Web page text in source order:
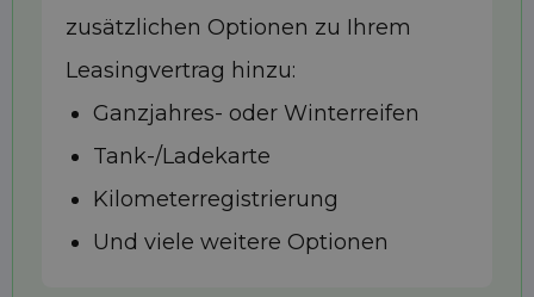
zusätzlichen Optionen zu Ihrem
Leasingvertrag hinzu:
Ganzjahres- oder Winterreifen
Tank-/Ladekarte
Kilometerregistrierung
Und viele weitere Optionen